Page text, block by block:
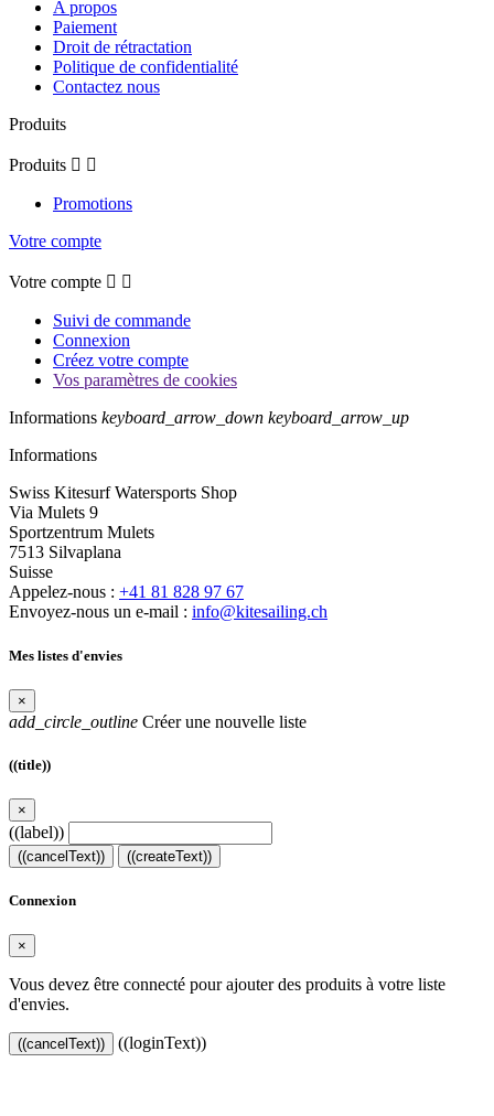
A propos
Paiement
Droit de rétractation
Politique de confidentialité
Contactez nous
Produits
Produits  
Promotions
Votre compte
Votre compte  
Suivi de commande
Connexion
Créez votre compte
Vos paramètres de cookies
Informations keyboard_arrow_down keyboard_arrow_up
Informations
Swiss Kitesurf Watersports Shop
Via Mulets 9
Sportzentrum Mulets
7513 Silvaplana
Suisse
Appelez-nous : +41 81 828 97 67
Envoyez-nous un e-mail : info@kitesailing.ch
Mes listes d'envies
×
add_circle_outline Créer une nouvelle liste
((title))
×
((label))
((cancelText)) ((createText))
Connexion
×
Vous devez être connecté pour ajouter des produits à votre liste
d'envies.
((cancelText)) ((loginText))